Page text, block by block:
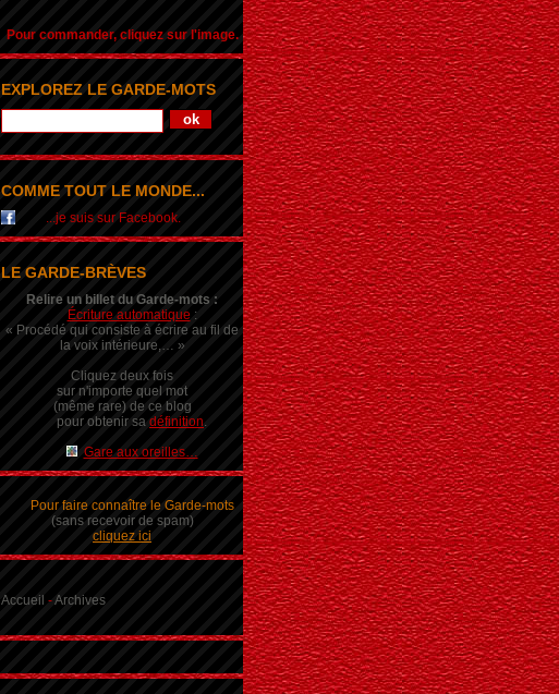
Pour commander, cliquez sur l'image.
EXPLOREZ LE GARDE-MOTS
COMME TOUT LE MONDE...
...je suis sur Facebook.
LE GARDE-BRÈVES
Relire un billet du Garde-mots :
Écriture automatique :
« Procédé qui consiste à écrire au fil de
la voix intérieure,… »
Cliquez deux fois
sur n'importe quel mot
(même rare) de ce blog
pour obtenir sa définition.
Gare aux oreilles…
Pour faire connaître le Garde-mots
(sans recevoir de spam)
cliquez ici
Accueil -Archives